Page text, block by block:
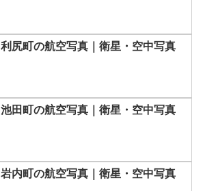
利尻町の航空写真｜衛星・空中写真
池田町の航空写真｜衛星・空中写真
岩内町の航空写真｜衛星・空中写真